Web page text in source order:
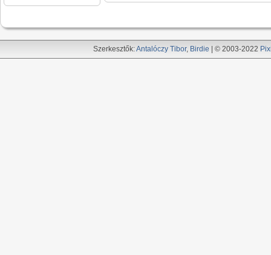
Szerkesztők:Antalóczy Tibor, Birdie | © 2003-2022